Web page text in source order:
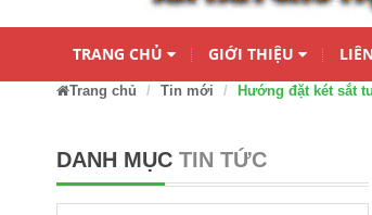
TRANG CHỦ GIỚI THIỆU
Trang chủ Tin mới Hướng đặt két sắt
DANH MỤC TIN TỨC